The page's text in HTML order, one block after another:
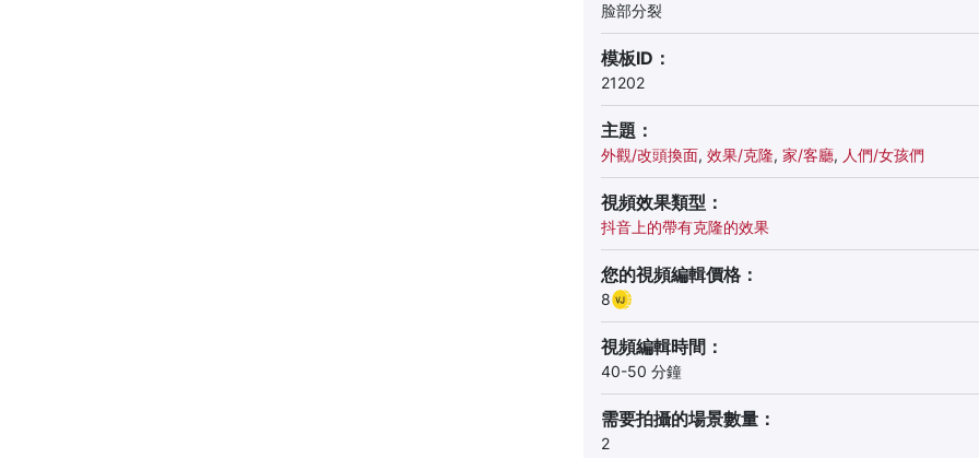
脸部分裂
模板ID：
21202
主題：
外觀/改頭換面, 效果/克隆, 家/客廳, 人們/女孩們
視頻效果類型：
抖音上的帶有克隆的效果
您的視頻編輯價格：
8
視頻編輯時間：
40-50 分鐘
需要拍攝的場景數量：
2